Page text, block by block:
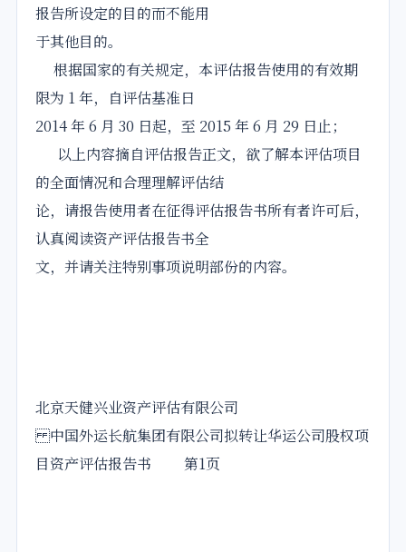
报告所设定的目的而不能用
于其他目的。
根据国家的有关规定，本评估报告使用的有效期
限为 1 年，自评估基准日
2014 年 6 月 30 日起，至 2015 年 6 月 29 日止；
以上内容摘自评估报告正文，欲了解本评估项目
的全面情况和合理理解评估结
论，请报告使用者在征得评估报告书所有者许可后，
认真阅读资产评估报告书全
文，并请关注特别事项说明部份的内容。
北京天健兴业资产评估有限公司
中国外运长航集团有限公司拟转让华运公司股权项
目资产评估报告书 第1页